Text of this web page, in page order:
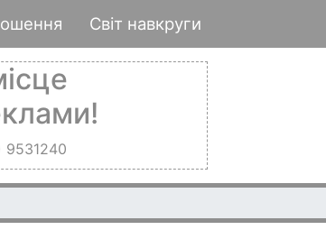
Світ навкруги
9531240